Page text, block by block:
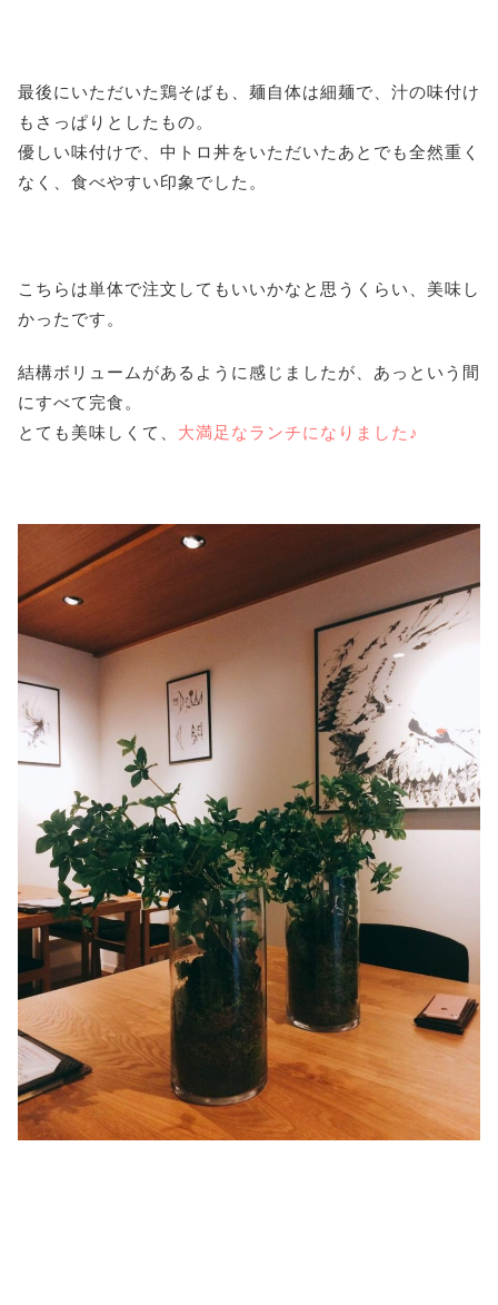
最後にいただいた鶏そばも、麺自体は細麺で、汁の味付け
もさっぱりとしたもの。
優しい味付けで、中トロ丼をいただいたあとでも全然重く
なく、食べやすい印象でした。
こちらは単体で注文してもいいかなと思うくらい、美味し
かったです。
結構ボリュームがあるように感じましたが、あっという間
にすべて完食。
とても美味しくて、 大満足なランチになりました♪